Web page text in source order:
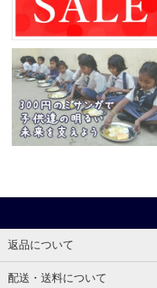
返品について
配送・送料について